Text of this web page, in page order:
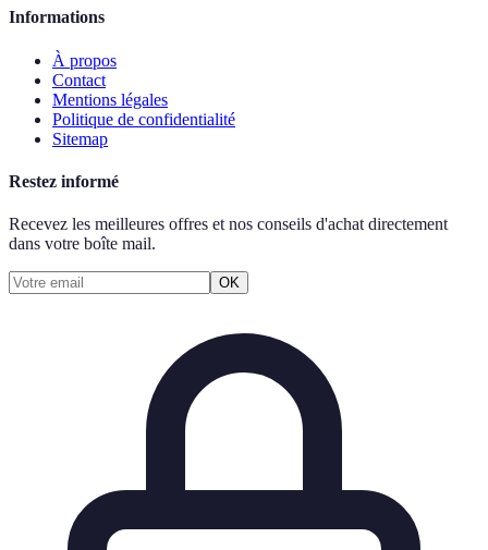
Informations
À propos
Contact
Mentions légales
Politique de confidentialité
Sitemap
Restez informé
Recevez les meilleures offres et nos conseils d'achat directement
dans votre boîte mail.
OK